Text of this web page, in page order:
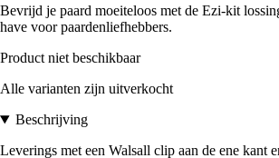
Bevrijd je paard moeiteloos met de Ezi-kit
have voor paardenliefhebbers.
Product niet beschikbaar
Alle varianten zijn uitverkocht
Beschrijving
Leverings met een Walsall clip aan de ene kant